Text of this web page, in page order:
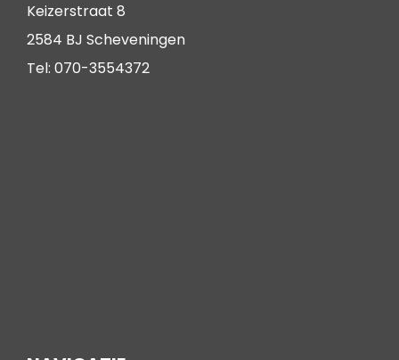
Keizerstraat 8
2584 BJ Scheveningen
Tel: 070-3554372